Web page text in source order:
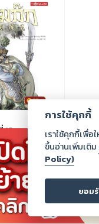
12 ตอนกับดัก
฿
การใช้คุกกี้
เราใช้คุกกี้เพื่
ขึ้นอ่านเพิ่มเติม
Policy)
ยอม